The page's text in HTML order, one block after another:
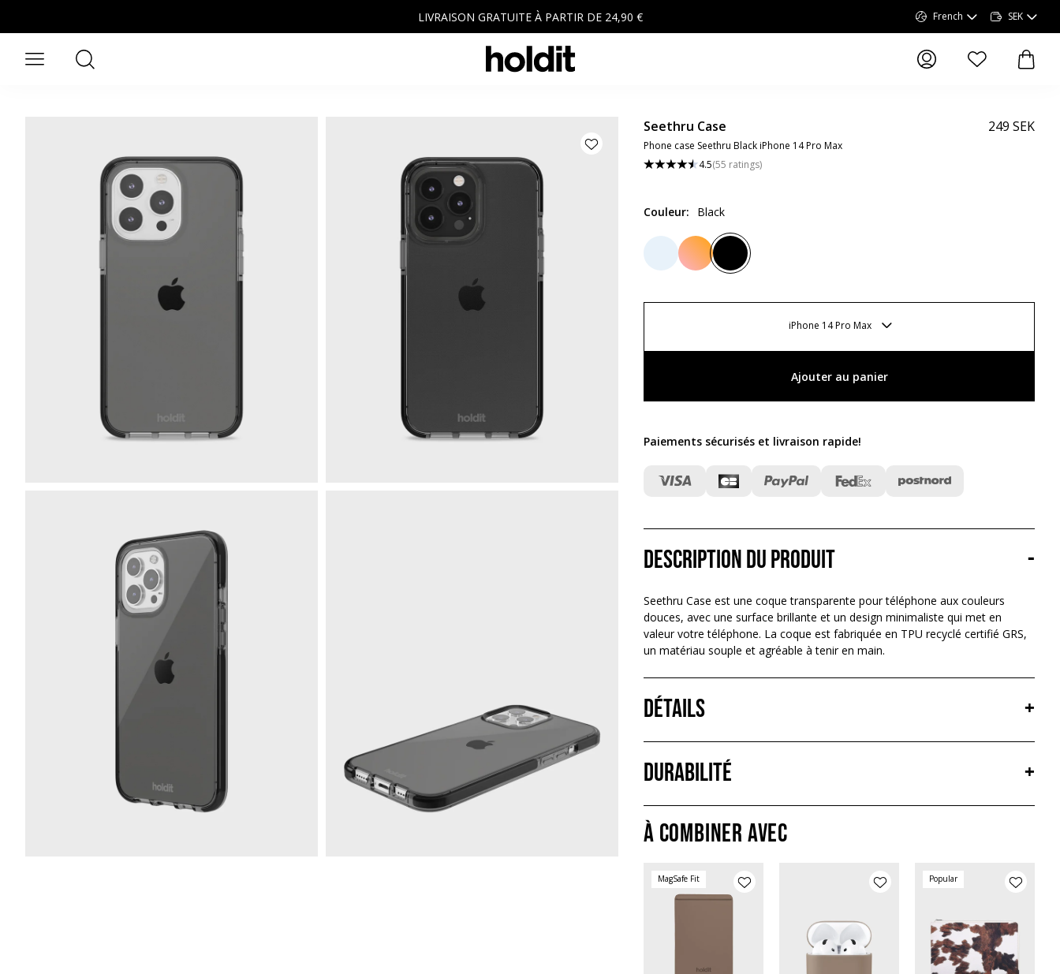
LIVRAISON GRATUITE À PARTIR DE 24,90 € French SEK
Ouvrir le menuRechercher
articles dans la
Seethru Case
Phone case Seethru Black iPhone 14 Pro Max
4.5(55 ratings)
249 SEK
Couleur: Black
iPhone 14 Pro Max
Ajouter au panier
Paiements sécurisés et livraison rapide!
Description du produit -
Seethru Case est une coque transparente pour téléphone aux couleurs
douces, avec une surface brillante et un design minimaliste qui met en
valeur votre téléphone. La coque est fabriquée en TPU recyclé certifié GRS,
un matériau souple et agréable à tenir en main.
Détails +
Durabilité
+
À combiner avec
MagSafe Fit Popular